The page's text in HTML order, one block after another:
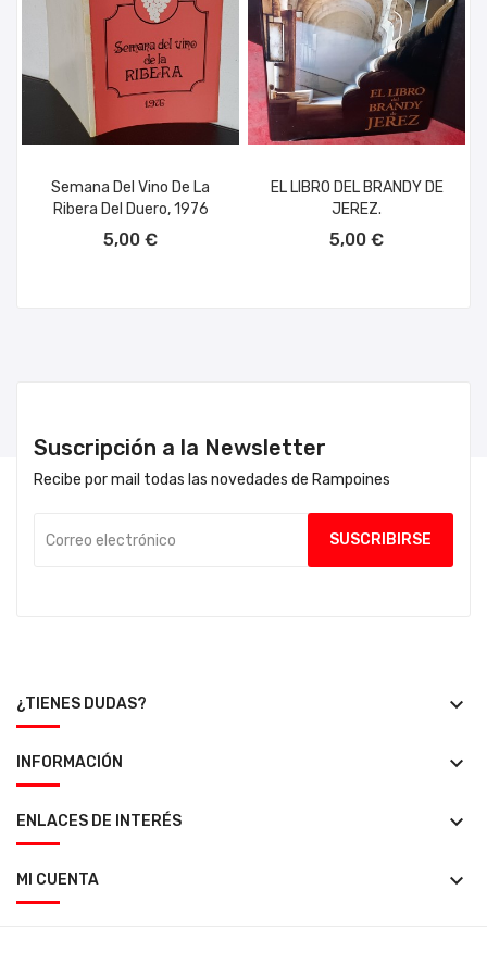
Semana Del Vino De La
Ribera Del Duero, 1976
5,00 €
EL LIBRO DEL BRANDY DE
JEREZ.
5,00 €
Suscripción a la Newsletter
Recibe por mail todas las novedades de Rampoines
¿TIENES DUDAS? keyboard_arrow_down
INFORMACIÓN keyboard_arrow_down
ENLACES DE INTERÉS keyboard_arrow_down
MI CUENTA keyboard_arrow_down